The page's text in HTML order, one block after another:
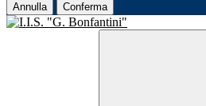
Annulla Conferma